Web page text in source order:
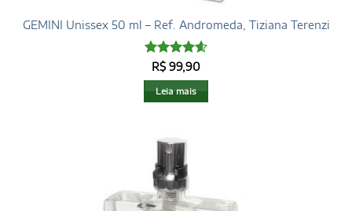
GEMINI Unissex 50 ml – Ref. Andromeda, Tiziana Terenzi
Avaliação
4.6de 5
R$99,90
Leia mais